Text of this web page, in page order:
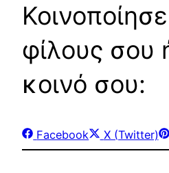
φίλους σου
κοινό σου:
Share
on
Facebook
Share
on
X (Twitter)